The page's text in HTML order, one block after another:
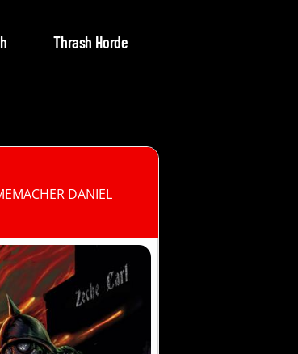
Thrash Horde
DANIEL